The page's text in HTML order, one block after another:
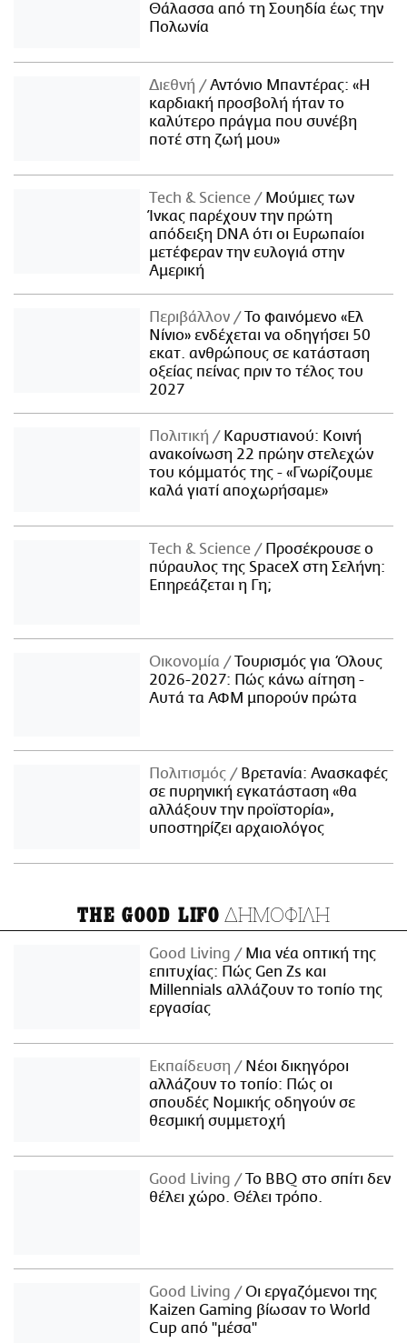
Θάλασσα από τη Σουηδία έως την
Πολωνία
Διεθνή
Αντόνιο Μπαντέρας: «Η
καρδιακή προσβολή ήταν το
καλύτερο πράγμα που συνέβη
ποτέ στη ζωή μου»
Τech & Science
Μούμιες των
Ίνκας παρέχουν την πρώτη
απόδειξη DNA ότι οι Ευρωπαίοι
μετέφεραν την ευλογιά στην
Αμερική
Περιβάλλον
Το φαινόμενο «Ελ
Νίνιο» ενδέχεται να οδηγήσει 50
εκατ. ανθρώπους σε κατάσταση
οξείας πείνας πριν το τέλος του
2027
Πολιτική
Καρυστιανού: Κοινή
ανακοίνωση 22 πρώην στελεχών
του κόμματός της - «Γνωρίζουμε
καλά γιατί αποχωρήσαμε»
Τech & Science
Προσέκρουσε ο
πύραυλος της SpaceX στη Σελήνη:
Επηρεάζεται η Γη;
Οικονομία
Τουρισμός για Όλους
2026-2027: Πώς κάνω αίτηση -
Αυτά τα ΑΦΜ μπορούν πρώτα
Πολιτισμός
Βρετανία: Ανασκαφές
σε πυρηνική εγκατάσταση «θα
αλλάξουν την προϊστορία»,
υποστηρίζει αρχαιολόγος
THE GOOD LIFO ΔΗΜΟΦΙΛΗ
Good Living
Μια νέα οπτική της
επιτυχίας: Πώς Gen Zs και
Millennials αλλάζουν το τοπίο της
εργασίας
Εκπαίδευση
Νέοι δικηγόροι
αλλάζουν το τοπίο: Πώς οι
σπουδές Νομικής οδηγούν σε
θεσμική συμμετοχή
Good Living
Το BBQ στο σπίτι δεν
θέλει χώρο. Θέλει τρόπο.
Good Living
Οι εργαζόμενοι της
Kaizen Gaming βίωσαν το World
Cup από "μέσα"